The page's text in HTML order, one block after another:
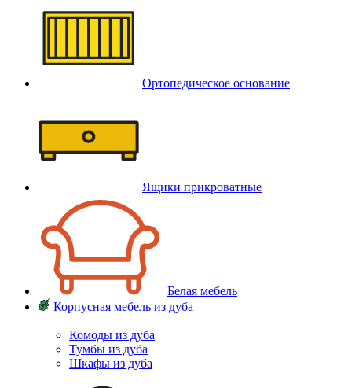
Ортопедическое основание
Ящики прикроватные
Белая мебель
Корпусная мебель из дуба
Комоды из дуба
Тумбы из дуба
Шкафы из дуба